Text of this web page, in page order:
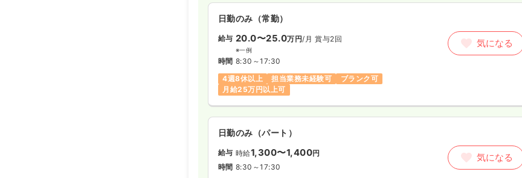
日勤のみ（常勤）
給与 20.0〜25.0万円/月 賞与2回
※一例
時間 8:30～17:30
4週8休以上
担当業務未経験可
ブランク可
月給25万円以上可
気になる
日勤のみ（パート）
給与 時給1,300〜1,400円
時間 8:30～17:30
気になる